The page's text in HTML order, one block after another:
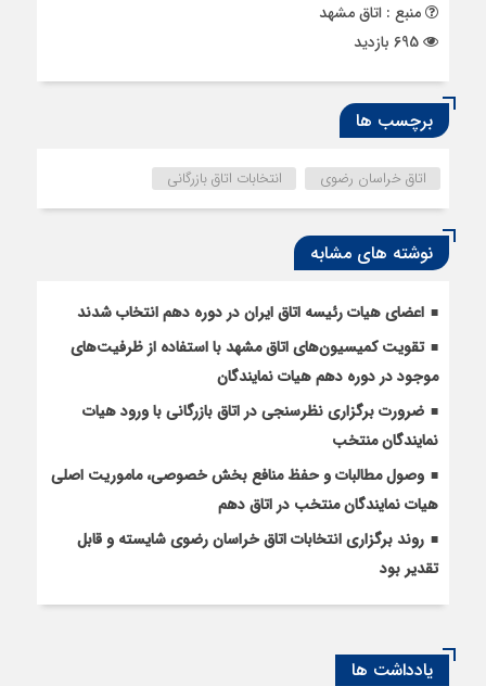
منبع : اتاق مشهد
برچسب ها
اتاق خراسان رضوی انتخابات اتاق بازرگانی
نوشته های مشابه
اعضای هیات رئیسه اتاق ایران در دوره دهم انتخاب شدند
تقویت کمیسیون‌های اتاق مشهد با استفاده از ظرفیت‌های
موجود در دوره دهم هیات نمایندگان
ضرورت برگزاری نظرسنجی در اتاق بازرگانی با ورود هیات
نمایندگان منتخب
وصول مطالبات و حفظ منافع بخش خصوصی، ماموریت اصلی
هیات نمایندگان منتخب در اتاق دهم
روند برگزاری انتخابات اتاق خراسان رضوی شایسته و قابل
تقدیر بود
یادداشت ها